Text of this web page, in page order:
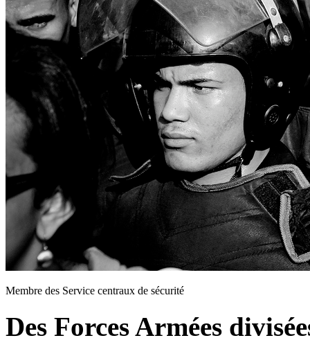
Membre des Service centraux de sécurité
Des Forces Armées